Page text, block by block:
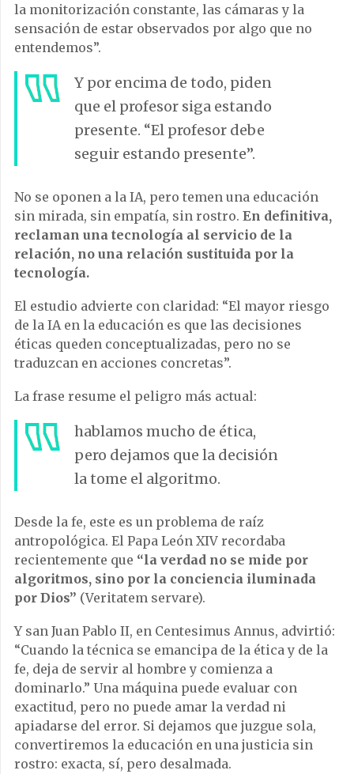
la monitorización constante, las cámaras y la
sensación de estar observados por algo que no
entendemos”.
Y por encima de todo, piden
que el profesor siga estando
presente. “El profesor debe
seguir estando presente”.
No se oponen a la IA, pero temen una educación
sin mirada, sin empatía, sin rostro. En definitiva,
reclaman una tecnología al servicio de la
relación, no una relación sustituida por la
tecnología.
El estudio advierte con claridad: “El mayor riesgo
de la IA en la educación es que las decisiones
éticas queden conceptualizadas, pero no se
traduzcan en acciones concretas”.
La frase resume el peligro más actual:
hablamos mucho de ética,
pero dejamos que la decisión
la tome el algoritmo.
Desde la fe, este es un problema de raíz
antropológica. El Papa León XIV recordaba
recientemente que “la verdad no se mide por
algoritmos, sino por la conciencia iluminada
por Dios” (Veritatem servare).
Y san Juan Pablo II, en Centesimus Annus, advirtió:
“Cuando la técnica se emancipa de la ética y de la
fe, deja de servir al hombre y comienza a
dominarlo.” Una máquina puede evaluar con
exactitud, pero no puede amar la verdad ni
apiadarse del error. Si dejamos que juzgue sola,
convertiremos la educación en una justicia sin
rostro: exacta, sí, pero desalmada.